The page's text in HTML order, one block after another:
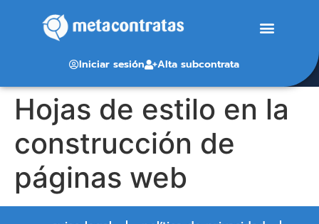
Iniciar sesión Alta subcontrata
Hojas de estilo en la
construcción de
páginas web